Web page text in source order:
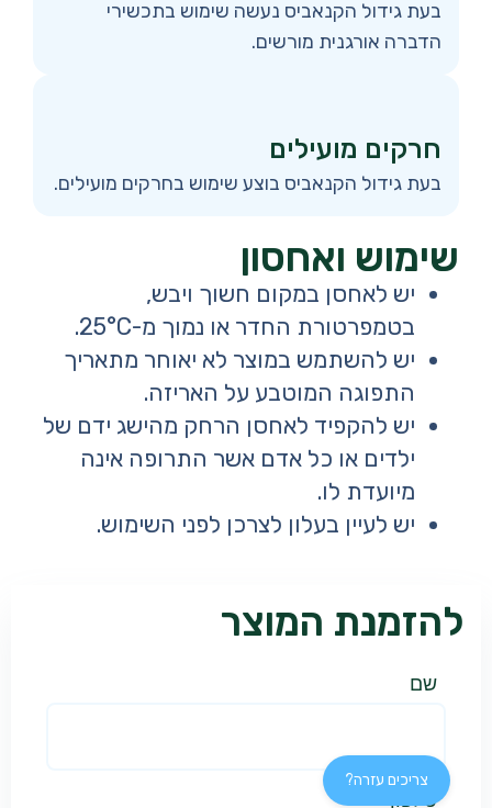
בעת גידול הקנאביס נעשה שימוש בתכשירי
הדברה אורגנית מורשים.
חרקים מועילים
בעת גידול הקנאביס בוצע שימוש בחרקים מועילים.
שימוש ואחסון
יש לאחסן במקום חשוך ויבש,
בטמפרטורת החדר או נמוך מ-25°C.
יש להשתמש במוצר לא יאוחר מתאריך
התפוגה המוטבע על האריזה.
יש להקפיד לאחסן הרחק מהישג ידם של
ילדים או כל אדם אשר התרופה אינה
מיועדת לו.
יש לעיין בעלון לצרכן לפני השימוש.
להזמנת המוצר
שם
טלפון
צריכים עזרה?